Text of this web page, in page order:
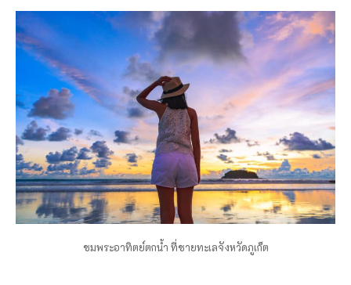
ชมพระอาทิตย์ตกน้ำ ที่ชายทะเลจังหวัดภูเก็ต